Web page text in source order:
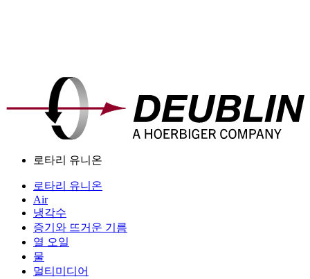
로타리 유니온
로타리 유니온
Air
냉각수
증기와 뜨거운 기름
열 오일
물
멀티미디어